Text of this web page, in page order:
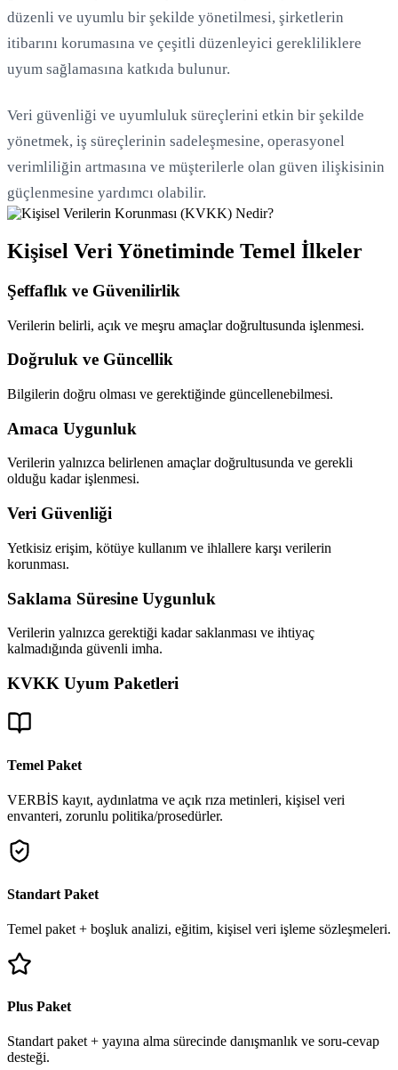
düzenli ve uyumlu bir şekilde yönetilmesi, şirketlerin
itibarını korumasına ve çeşitli düzenleyici gerekliliklere
uyum sağlamasına katkıda bulunur.
Veri güvenliği ve uyumluluk süreçlerini etkin bir şekilde
yönetmek, iş süreçlerinin sadeleşmesine, operasyonel
verimliliğin artmasına ve müşterilerle olan güven ilişkisinin
güçlenmesine yardımcı olabilir.
Kişisel Veri Yönetiminde Temel İlkeler
Şeffaflık ve Güvenilirlik
Verilerin belirli, açık ve meşru amaçlar doğrultusunda işlenmesi.
Doğruluk ve Güncellik
Bilgilerin doğru olması ve gerektiğinde güncellenebilmesi.
Amaca Uygunluk
Verilerin yalnızca belirlenen amaçlar doğrultusunda ve gerekli
olduğu kadar işlenmesi.
Veri Güvenliği
Yetkisiz erişim, kötüye kullanım ve ihlallere karşı verilerin
korunması.
Saklama Süresine Uygunluk
Verilerin yalnızca gerektiği kadar saklanması ve ihtiyaç
kalmadığında güvenli imha.
KVKK Uyum Paketleri
Temel Paket
VERBİS kayıt, aydınlatma ve açık rıza metinleri, kişisel veri
envanteri, zorunlu politika/prosedürler.
Standart Paket
Temel paket + boşluk analizi, eğitim, kişisel veri işleme sözleşmeleri.
Plus Paket
Standart paket + yayına alma sürecinde danışmanlık ve soru-cevap
desteği.